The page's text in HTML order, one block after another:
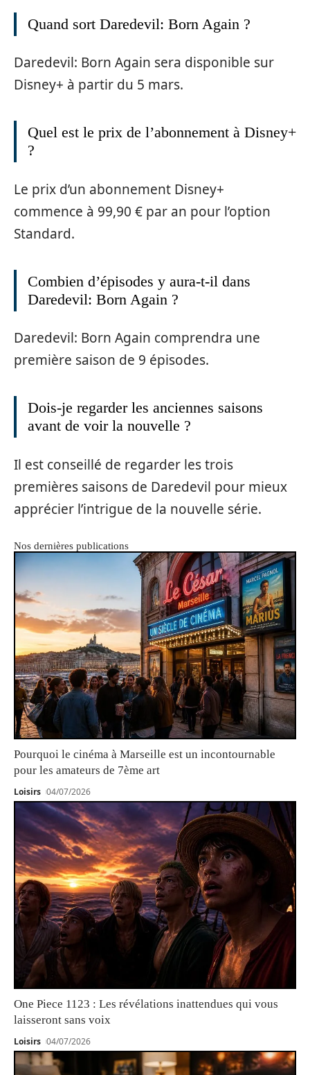
Quand sort Daredevil: Born Again ?
Daredevil: Born Again sera disponible sur
Disney+ à partir du 5 mars.
Quel est le prix de l’abonnement à Disney+
?
Le prix d’un abonnement Disney+
commence à 99,90 € par an pour l’option
Standard.
Combien d’épisodes y aura-t-il dans
Daredevil: Born Again ?
Daredevil: Born Again comprendra une
première saison de 9 épisodes.
Dois-je regarder les anciennes saisons
avant de voir la nouvelle ?
Il est conseillé de regarder les trois
premières saisons de Daredevil pour mieux
apprécier l’intrigue de la nouvelle série.
Nos dernières publications
Pourquoi le cinéma à Marseille est un incontournable
pour les amateurs de 7ème art
Loisirs 04/07/2026
One Piece 1123 : Les révélations inattendues qui vous
laisseront sans voix
Loisirs 04/07/2026